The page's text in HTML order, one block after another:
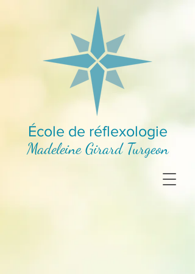
École de réflexologie
Madeleine Girard Turgeon